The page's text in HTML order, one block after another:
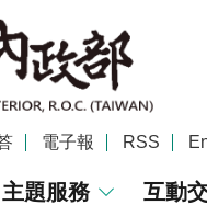
電子報 RSS
主題服務 互動